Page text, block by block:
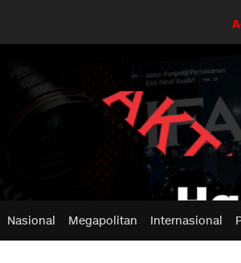
Nasional Megapolitan Internasional